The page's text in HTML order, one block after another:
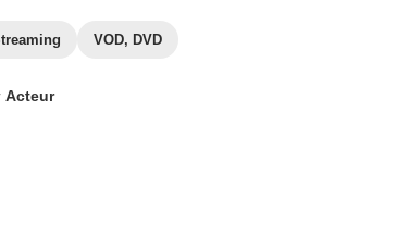
VOD, DVD
Acteur